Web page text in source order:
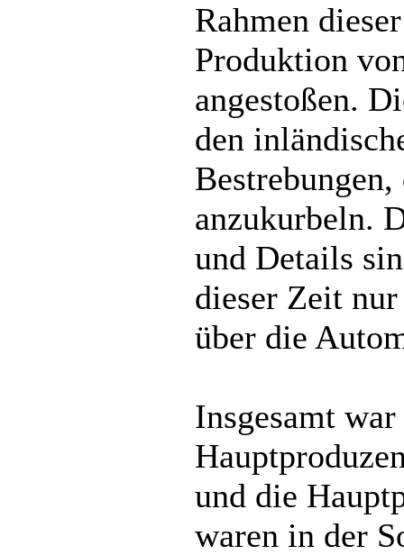
Rahmen
Produktion
angestoßen.
den
anzukurbeln.
und Details
dieser Zeit
über die
Insgesamt
und die
waren in der